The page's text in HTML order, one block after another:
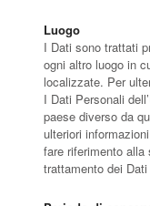
Luogo
I Dati sono trattati
ogni altro luogo in
localizzate. Per
I Dati Personali
paese diverso da
ulteriori
fare riferimento
trattamento dei